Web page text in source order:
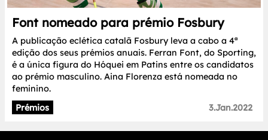
Font nomeado para prémio Fosbury
A publicação eclética catalã Fosbury leva a cabo a 4ª
edição dos seus prémios anuais. Ferran Font, do Sporting,
é a única figura do Hóquei em Patins entre os candidatos
ao prémio masculino. Aina Florenza está nomeada no
feminino.
Prémios
3.Jan.2022